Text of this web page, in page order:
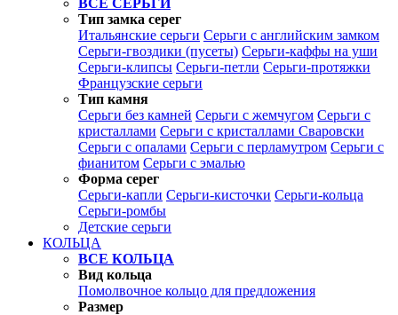
ВСЕ СЕРЬГИ
Тип замка серег
Итальянские серьги Серьги с английским замком
Серьги-гвоздики (пусеты) Серьги-каффы на уши
Серьги-клипсы Серьги-петли Серьги-протяжки
Французские серьги
Тип камня
Серьги без камней Серьги с жемчугом Серьги с
кристаллами Серьги с кристаллами Сваровски
Серьги с опалами Серьги с перламутром Серьги с
фианитом Серьги с эмалью
Форма серег
Серьги-капли Серьги-кисточки Серьги-кольца
Серьги-ромбы
Детские серьги
КОЛЬЦА
ВСЕ КОЛЬЦА
Вид кольца
Помолвочное кольцо для предложения
Размер